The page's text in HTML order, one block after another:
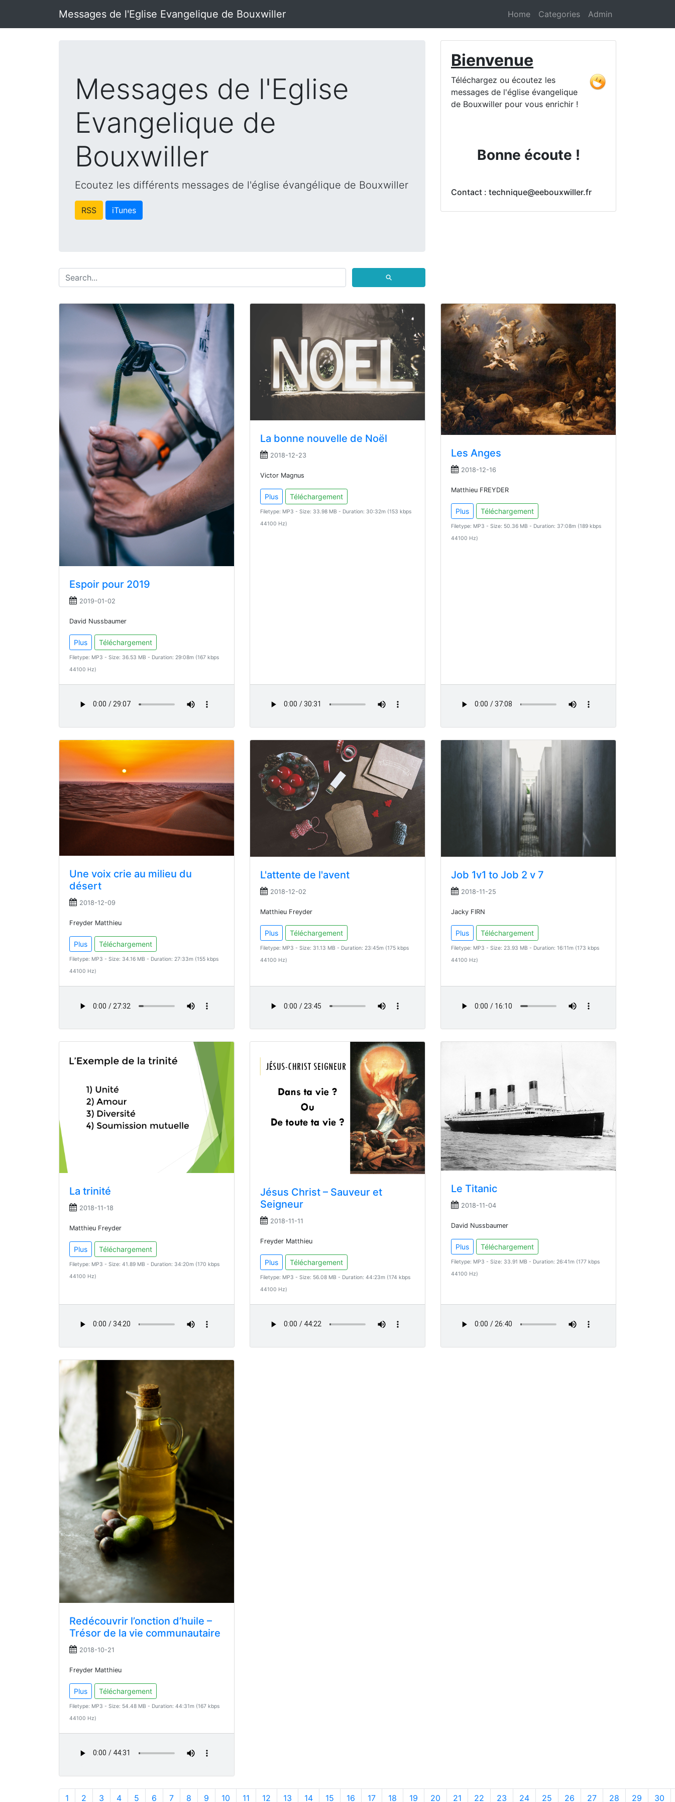
Messages de l'Eglise Evangelique de Bouxwiller Home Categories Admin
Messages de l'Eglise
Evangelique de
Bouxwiller
Ecoutez les différents messages de l'église évangélique de Bouxwiller
RSS iTunes
⚲
Bienvenue
Téléchargez ou écoutez les
messages de l'église évangelique
de Bouxwiller pour vous enrichir !
Bonne écoute !
Contact : technique@eebouxwiller.fr
Espoir pour 2019
2019-01-02
David Nussbaumer
Plus Téléchargement
Filetype: MP3 - Size: 36.53 MB - Duration: 29:08m (167 kbps
44100 Hz)
La bonne nouvelle de Noël
2018-12-23
Victor Magnus
Plus Téléchargement
Filetype: MP3 - Size: 33.98 MB - Duration: 30:32m (153 kbps
44100 Hz)
Les Anges
2018-12-16
Matthieu FREYDER
Plus Téléchargement
Filetype: MP3 - Size: 50.36 MB - Duration: 37:08m (189 kbps
44100 Hz)
Une voix crie au milieu du
désert
2018-12-09
Freyder Matthieu
Plus Téléchargement
Filetype: MP3 - Size: 34.16 MB - Duration: 27:33m (155 kbps
44100 Hz)
L'attente de l'avent
2018-12-02
Matthieu Freyder
Plus Téléchargement
Filetype: MP3 - Size: 31.13 MB - Duration: 23:45m (175 kbps
44100 Hz)
Job 1v1 to Job 2 v 7
2018-11-25
Jacky FIRN
Plus Téléchargement
Filetype: MP3 - Size: 23.93 MB - Duration: 16:11m (173 kbps
44100 Hz)
La trinité
2018-11-18
Matthieu Freyder
Plus Téléchargement
Filetype: MP3 - Size: 41.89 MB - Duration: 34:20m (170 kbps
44100 Hz)
Jésus Christ – Sauveur et
Seigneur
2018-11-11
Freyder Matthieu
Plus Téléchargement
Filetype: MP3 - Size: 56.08 MB - Duration: 44:23m (174 kbps
44100 Hz)
Le Titanic
2018-11-04
David Nussbaumer
Plus Téléchargement
Filetype: MP3 - Size: 33.91 MB - Duration: 26:41m (177 kbps
44100 Hz)
Redécouvrir l’onction d’huile –
Trésor de la vie communautaire
2018-10-21
Freyder Matthieu
Plus Téléchargement
Filetype: MP3 - Size: 54.48 MB - Duration: 44:31m (167 kbps
44100 Hz)
1 2 3 4 5 6 7 8 9 10 11 12 13 14 15 16 17 18 19 20 21 22 23 24 25 26 27 28 29 30